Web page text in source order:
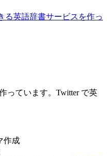
る英語辞書サービスを作っ
っています。Twitter で英
作成